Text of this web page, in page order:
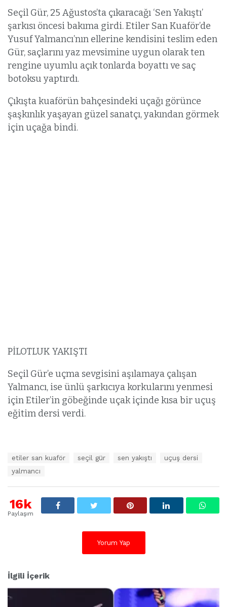
Seçil Gür, 25 Ağustos’ta çıkaracağı ‘Sen Yakıştı’
şarkısı öncesi bakıma girdi. Etiler San Kuaför’de
Yusuf Yalmancı’nın ellerine kendisini teslim eden
Gür, saçlarını yaz mevsimine uygun olarak ten
rengine uyumlu açık tonlarda boyattı ve saç
botoksu yaptırdı.
Çıkışta kuaförün bahçesindeki uçağı görünce
şaşkınlık yaşayan güzel sanatçı, yakından görmek
için uçağa bindi.
PİLOTLUK YAKIŞTI
Seçil Gür’e uçma sevgisini aşılamaya çalışan
Yalmancı, ise ünlü şarkıcıya korkularını yenmesi
için Etiler’in göbeğinde uçak içinde kısa bir uçuş
eğitim dersi verdi.
t
l
etiler san kuaför seçil gür sen yakıştı
uçuş dersi
yalmancı
16k
Paylaşım
Yorum Yap
İlgili İçerik